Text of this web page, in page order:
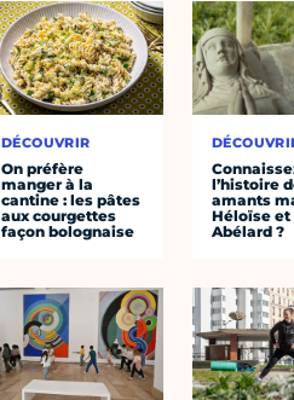
DÉCOUVRIR
On préfère
manger à la
cantine : les pâtes
aux courgettes
façon bolognaise
l’histoire
amants
Héloïse et
Abélard ?